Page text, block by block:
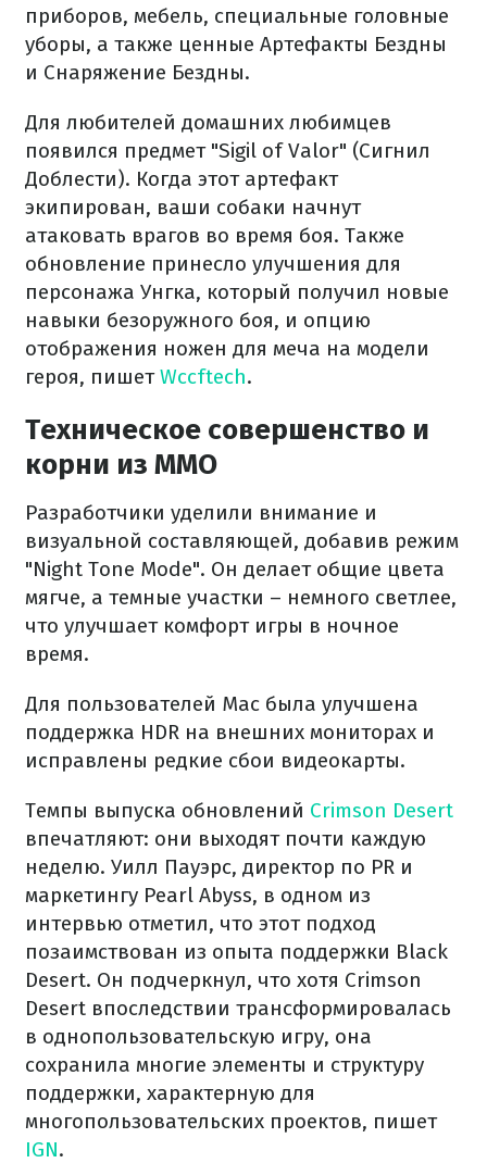
приборов, мебель, специальные головные
уборы, а также ценные Артефакты Бездны
и Снаряжение Бездны.
Для любителей домашних любимцев
появился предмет "Sigil of Valor" (Сигнил
Доблести). Когда этот артефакт
экипирован, ваши собаки начнут
атаковать врагов во время боя. Также
обновление принесло улучшения для
персонажа Унгка, который получил новые
навыки безоружного боя, и опцию
отображения ножен для меча на модели
героя, пишетWccftech.
Техническое совершенство и
корни из MMO
Разработчики уделили внимание и
визуальной составляющей, добавив режим
"Night Tone Mode". Он делает общие цвета
мягче, а темные участки – немного светлее,
что улучшает комфорт игры в ночное
время.
Для пользователей Mac была улучшена
поддержка HDR на внешних мониторах и
исправлены редкие сбои видеокарты.
Темпы выпуска обновлений Crimson Desert
впечатляют: они выходят почти каждую
неделю. Уилл Пауэрс, директор по PR и
маркетингу Pearl Abyss, в одном из
интервью отметил, что этот подход
позаимствован из опыта поддержки Black
Desert. Он подчеркнул, что хотя Crimson
Desert впоследствии трансформировалась
в однопользовательскую игру, она
сохранила многие элементы и структуру
поддержки, характерную для
многопользовательских проектов, пишет
IGN.